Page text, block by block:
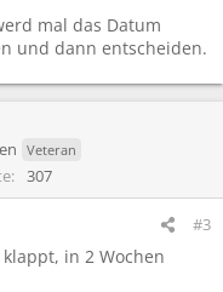
mal das Datum
und dann entscheiden.
Veteran
307
#3
in 2 Wochen